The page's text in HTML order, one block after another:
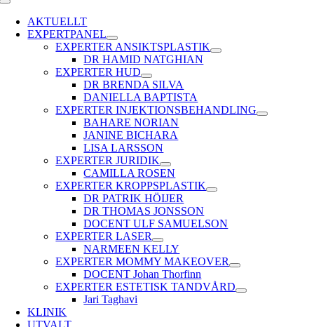
Toggle
NavigationAKTUELLT
EXPERTPANEL
EXPERTER ANSIKTSPLASTIK
DR HAMID NATGHIAN
EXPERTER HUD
DR BRENDA SILVA
DANIELLA BAPTISTA
EXPERTER INJEKTIONSBEHANDLING
BAHARE NORIAN
JANINE BICHARA
LISA LARSSON
EXPERTER JURIDIK
CAMILLA ROSEN
EXPERTER KROPPSPLASTIK
DR PATRIK HÖIJER
DR THOMAS JONSSON
DOCENT ULF SAMUELSON
EXPERTER LASER
NARMEEN KELLY
EXPERTER MOMMY MAKEOVER
DOCENT Johan Thorfinn
EXPERTER ESTETISK TANDVÅRD
Jari Taghavi
KLINIK
UTVALT